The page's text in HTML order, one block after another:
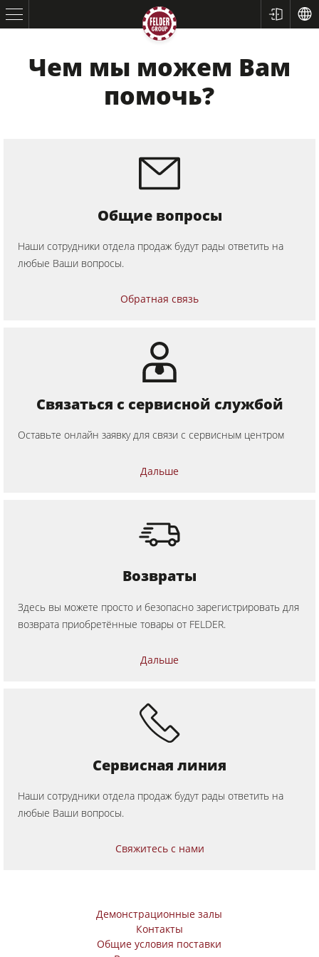
Форматно-раскроечные станки
Строгальные станки
Пильно-фрезерные станки
Кромкооблицовочные станки
Калибровально-шлифовальные станки
Cтанок для брашировния древесины
Ленточнопильные станки
Сверлильно-присадочные станки
Аспирационные установки с очисткой воздуха
Автоподатчики
Чем мы можем Вам
помочь?
Общие вопросы
Наши сотрудники отдела продаж будут рады ответить на
любые Ваши вопросы.
Обратная связь
Связаться с сервисной службой
Оставьте онлайн заявку для связи с сервисным центром
Дальше
Возвраты
Здесь вы можете просто и безопасно зарегистрировать для
возврата приобретённые товары от FELDER.
Дальше
Сервисная линия
Наши сотрудники отдела продаж будут рады ответить на
любые Ваши вопросы.
Свяжитесь с нами
Демонстрационные залы
Контакты
Общие условия поставки